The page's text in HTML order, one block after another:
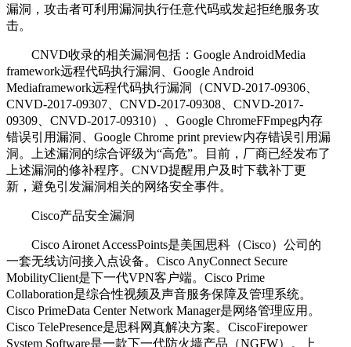
漏洞，攻击者可利用漏洞执行任意代码或发起拒绝服务攻
击。
CNVD收录的相关漏洞包括：Google AndroidMedia
framework远程代码执行漏洞、Google Android
Mediaframework远程代码执行漏洞（CNVD-2017-09306、
CNVD-2017-09307、CNVD-2017-09308、CNVD-2017-
09309、CNVD-2017-09310）、Google ChromeFFmpeg内存
错误引用漏洞、Google Chrome print preview内存错误引用漏
洞。上述漏洞的综合评级为“高危”。目前，厂商已经发布了
上述漏洞的修补程序。CNVD提醒用户及时下载补丁更
新，避免引发漏洞相关的网络安全事件。
Cisco产品安全漏洞
Cisco Aironet AccessPoints是美国思科（Cisco）公司的
一套无线访问接入点设备。Cisco AnyConnect Secure
MobilityClient是下一代VPN客户端。Cisco Prime
Collaboration是综合性视频及声音服务保障及管理系统。
Cisco PrimeData Center Network Manager是网络管理应用。
Cisco TelePresence是思科网真解决方案。CiscoFirepower
System Software是一款下一代防火墙产品（NGFW）。上